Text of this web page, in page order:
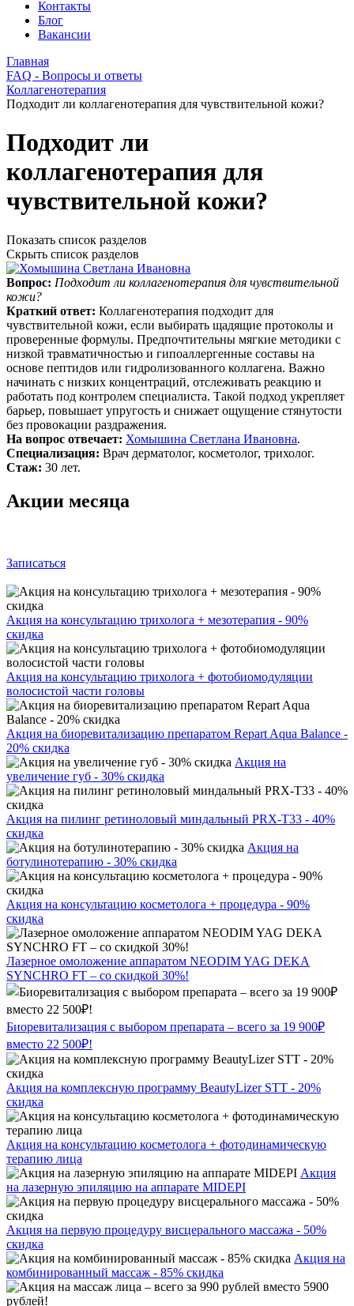
Контакты
Блог
Вакансии
Главная
FAQ - Вопросы и ответы
Коллагенотерапия
Подходит ли коллагенотерапия для чувствительной кожи?
Подходит ли
коллагенотерапия для
чувствительной кожи?
Показать список разделов
Скрыть список разделов
Вопрос: Подходит ли коллагенотерапия для чувствительной
кожи?
Краткий ответ: Коллагенотерапия подходит для
чувствительной кожи, если выбирать щадящие протоколы и
проверенные формулы. Предпочтительны мягкие методики с
низкой травматичностью и гипоаллергенные составы на
основе пептидов или гидролизованного коллагена. Важно
начинать с низких концентраций, отслеживать реакцию и
работать под контролем специалиста. Такой подход укрепляет
барьер, повышает упругость и снижает ощущение стянутости
без провокации раздражения.
На вопрос отвечает: Хомышина Светлана Ивановна.
Специализация: Врач дерматолог, косметолог, трихолог.
Стаж: 30 лет.
Акции месяца
Записаться
Акция на консультацию трихолога + мезотерапия - 90%
скидка
Акция на консультацию трихолога + фотобиомодуляции
волосистой части головы
Акция на биоревитализацию препаратом Repart Aqua Balance -
20% скидка
Акция на
увеличение губ - 30% скидка
Акция на пилинг ретиноловый миндальный PRX-T33 - 40%
скидка
Акция на
ботулинотерапию - 30% скидка
Акция на консультацию косметолога + процедура - 90%
скидка
Лазерное омоложение аппаратом NEODIM YAG DEKA
SYNCHRO FT – со скидкой 30%!
Биоревитализация с выбором препарата – всего за 19 900₽
вместо 22 500₽!
Акция на комплексную программу BeautyLizer STT - 20%
скидка
Акция на консультацию косметолога + фотодинамическую
терапию лица
Акция
на лазерную эпиляцию на аппарате MIDEPI
Акция на первую процедуру висцерального массажа - 50%
скидка
Акция на
комбинированный массаж - 85% скидка